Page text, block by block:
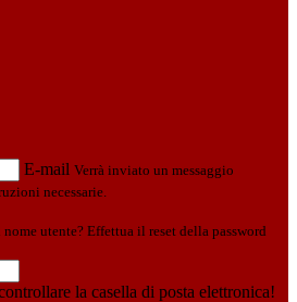
E-mail Verrà inviato un messaggio
necessarie.
utente? Effettua il reset della password
la casella di posta elettronica!